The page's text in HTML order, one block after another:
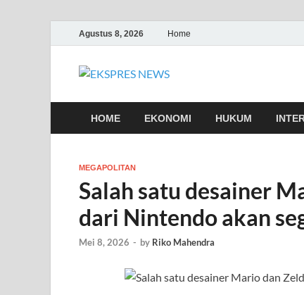
Agustus 8, 2026 Home
EKSPRES
HOME EKONOMI HUKUM
MEGAPOLITAN
Salah satu desainer
dari Nintendo akan
Mei 8, 2026 - by Riko Mahendra